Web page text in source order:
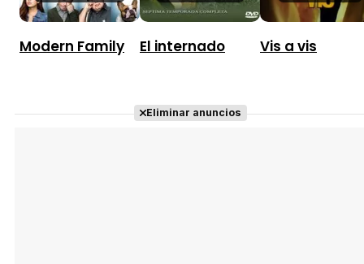
Modern Family El internado Vis a vis
Eliminar anuncios